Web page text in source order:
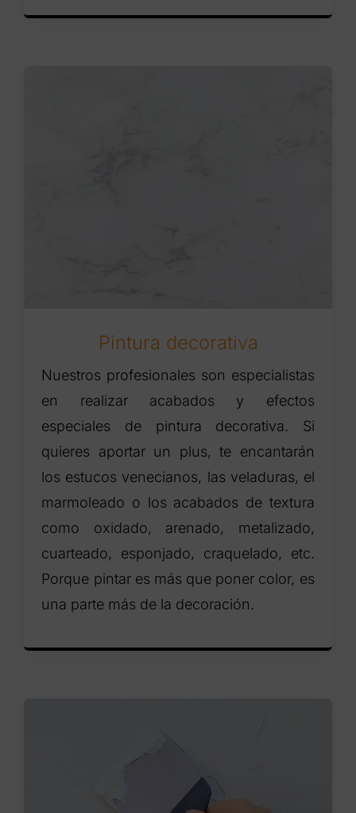
Pintura decorativa
Nuestros profesionales son especialistas
en realizar acabados y efectos
especiales de pintura decorativa. Si
quieres aportar un plus, te encantarán
los estucos venecianos, las veladuras, el
marmoleado o los acabados de textura
como oxidado, arenado, metalizado,
cuarteado, esponjado, craquelado, etc.
Porque pintar es más que poner color, es
una parte más de la decoración.